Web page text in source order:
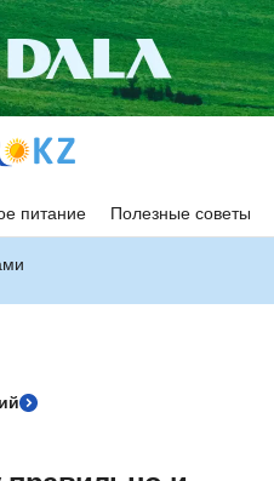
питание Полезные советы